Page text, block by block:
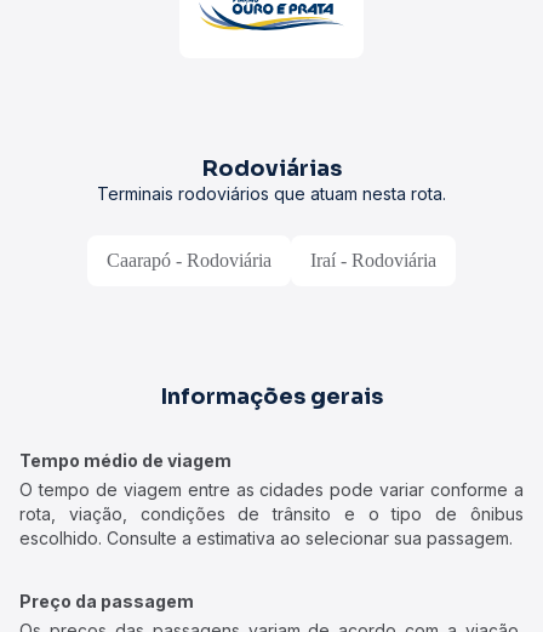
Rodoviárias
Terminais rodoviários que atuam nesta rota.
Caarapó - Rodoviária Iraí - Rodoviária
Informações gerais
Tempo médio de viagem
O tempo de viagem entre as cidades pode variar conforme a
rota, viação, condições de trânsito e o tipo de ônibus
escolhido. Consulte a estimativa ao selecionar sua passagem.
Preço da passagem